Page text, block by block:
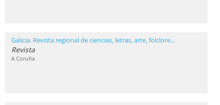
Galicia. Revista regional de ciencias, letras, arte, folclore...
Revista
A Coruña